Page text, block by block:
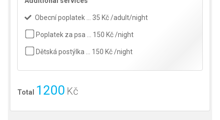
Obecní poplatek … 35 Kč /adult/night
Poplatek za psa … 150 Kč /night
Dětská postýlka … 150 Kč /night
Total 1200 Kč